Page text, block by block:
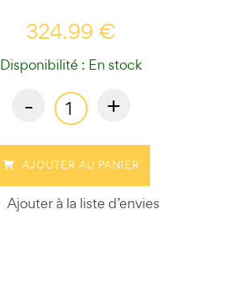
324.99 €
Disponibilité : En stock
- +
AJOUTER AU PANIER
Ajouter à la liste d’envies